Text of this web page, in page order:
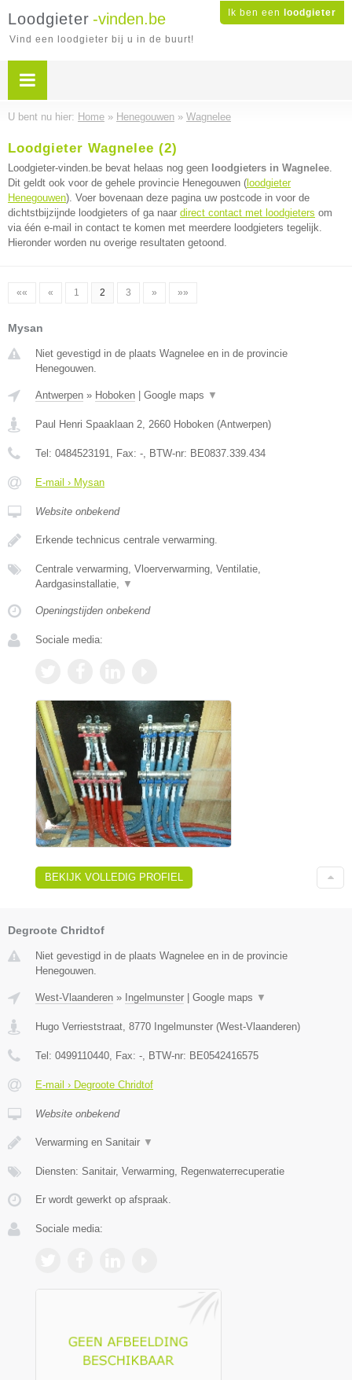
Ik ben een loodgieter
Loodgieter -vinden.be
Vind een loodgieter bij u in de buurt!
U bent nu hier: Home » Henegouwen » Wagnelee
Loodgieter Wagnelee (2)
Loodgieter-vinden.be bevat helaas nog geen loodgieters in Wagnelee.
Dit geldt ook voor de gehele provincie Henegouwen ( loodgieter
Henegouwen). Voer bovenaan deze pagina uw postcode in voor de
dichtstbijzijnde loodgieters of ga naar direct contact met loodgieters om
via één e-mail in contact te komen met meerdere loodgieters tegelijk.
Hieronder worden nu overige resultaten getoond.
«« « 1 2 3 » »»
Mysan
Niet gevestigd in de plaats Wagnelee en in de provincie
Henegouwen.
Antwerpen » Hoboken Google maps ▼
Paul Henri Spaaklaan 2, 2660 Hoboken (Antwerpen)
Tel: 0484523191, Fax: -, BTW-nr: BE0837.339.434
E-mail › Mysan
Website onbekend
Erkende technicus centrale verwarming.
Centrale verwarming, Vloerverwarming, Ventilatie,
Aardgasinstallatie, ▼
Openingstijden onbekend
Sociale media:
BEKIJK VOLLEDIG PROFIEL
Degroote Chridtof
Niet gevestigd in de plaats Wagnelee en in de provincie
Henegouwen.
West-Vlaanderen » Ingelmunster | Google maps ▼
Hugo Verrieststraat 8770 Ingelmunster (West-Vlaanderen)
Tel: 0499110440 , Fax: - , BTW-nr: BE0542416575
E-mail › Degroote Chridtof
Website onbekend
Verwarming en Sanitair ▼
Diensten: Sanitair, Verwarming, Regenwaterrecuperatie
Er wordt gewerkt op afspraak.
Sociale media: